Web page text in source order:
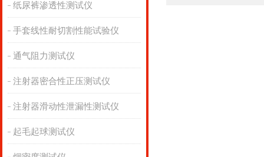
纸尿裤渗透性测试仪
手套线性耐切割性能试验仪
通气阻力测试仪
注射器密合性正压测试仪
注射器滑动性泄漏性测试仪
起毛起球测试仪